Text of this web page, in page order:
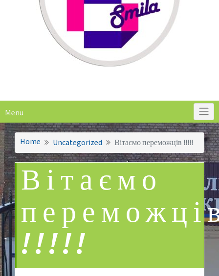
Menu
Home Uncategorized Вітаємо переможців !!!!!
Вітаємо
!!!!!